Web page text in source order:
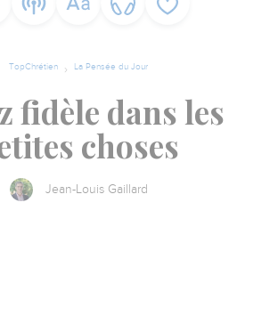
TopChrétien La Pensée du Jour
fidèle dans les
choses
Jean-Louis Gaillard